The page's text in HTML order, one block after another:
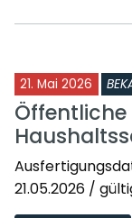
21. Mai 2026
21.05.2026 /